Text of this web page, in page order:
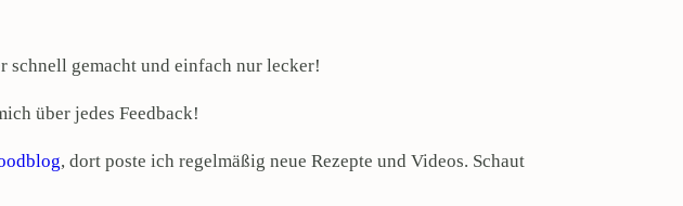
schnell gemacht und einfach nur lecker!
über jedes Feedback!
, dort poste ich regelmäßig neue Rezepte und Videos. Schaut